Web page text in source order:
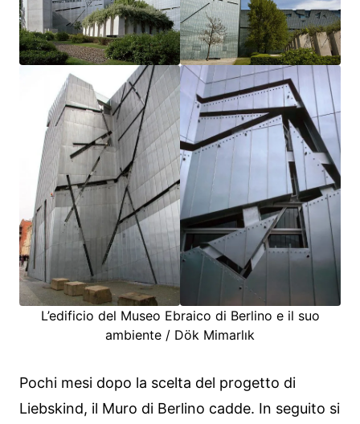
L’edificio del Museo Ebraico di Berlino e il suo
ambiente / Dök Mimarlık
Pochi mesi dopo la scelta del progetto di
Liebskind, il Muro di Berlino cadde. In seguito si